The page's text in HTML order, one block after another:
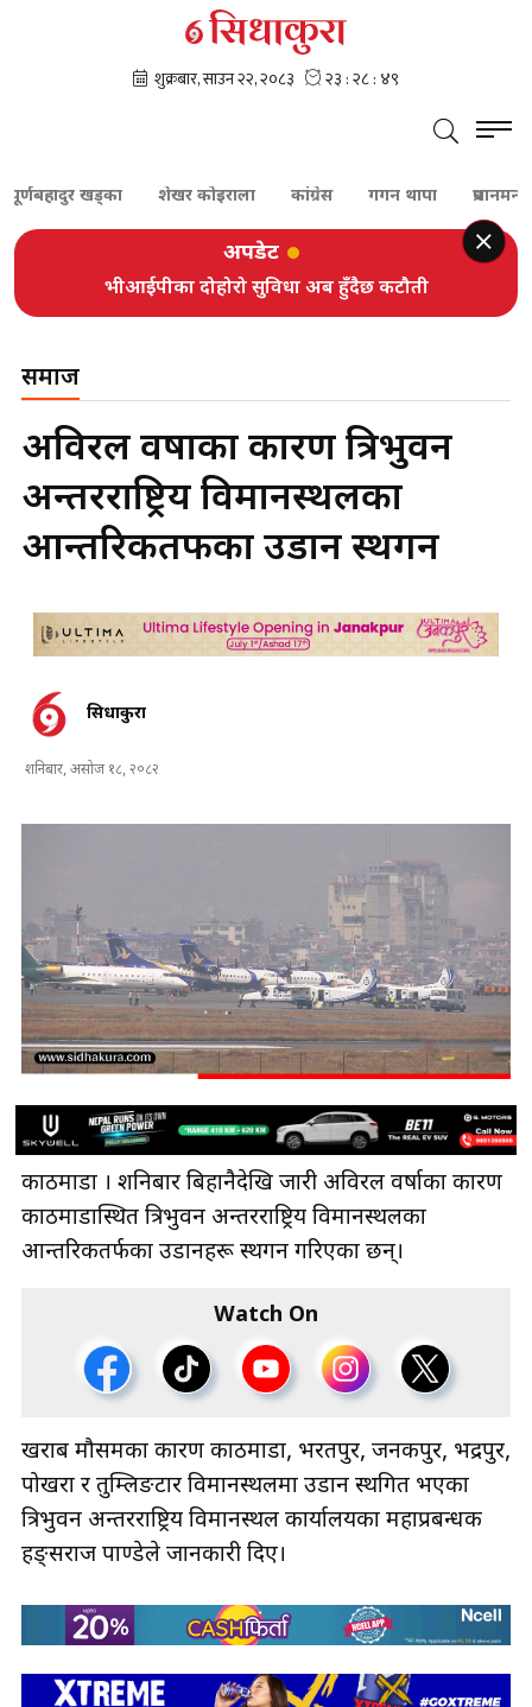
खड्का शेखर कोइराला कांग्रेस गगन थापा प्रधानमन्त्री
अपडेट
भीआईपीका दोहोरो सुविधा अब हुँदैछ कटौती
समाज
अविरल वर्षाका कारण त्रिभुवन
अन्तरराष्ट्रिय विमानस्थलका
आन्तरिकतर्फका उडान स्थगन
सिधाकुरा
शनिबार, असोज १८, २०८२
काठमाडौँ । शनिबार बिहानैदेखि जारी अविरल वर्षाका कारण
काठमाडौँस्थित त्रिभुवन अन्तरराष्ट्रिय विमानस्थलका
आन्तरिकतर्फका उडानहरू स्थगन गरिएका छन्।
Watch On
खराब मौसमका कारण काठमाडौँ, भरतपुर, जनकपुर, भद्रपुर,
पोखरा र तुम्लिङटार विमानस्थलमा उडान स्थगित भएका
त्रिभुवन अन्तरराष्ट्रिय विमानस्थल कार्यालयका महाप्रबन्धक
हङ्सराज पाण्डेले जानकारी दिए।